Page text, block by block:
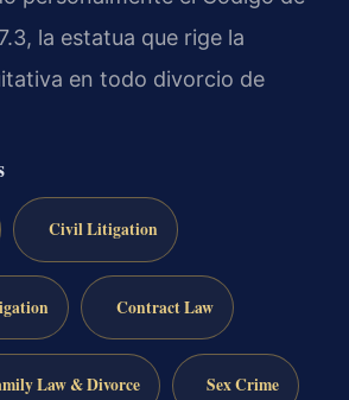
la estatua que rige la
en todo divorcio de
Civil Litigation
Contract Law
Law & Divorce Sex Crime